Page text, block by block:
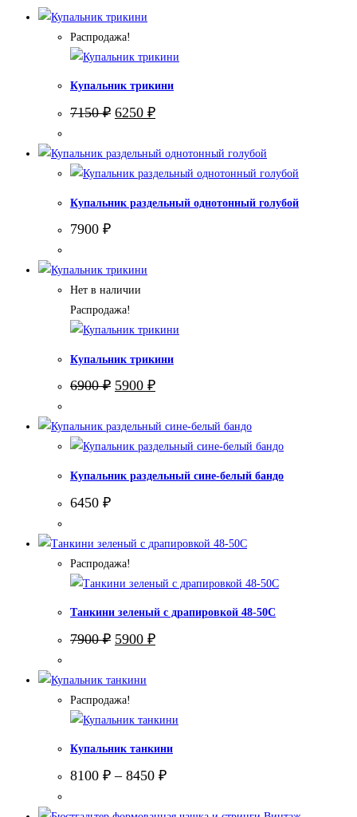
Распродажа!
Купальник трикини
7150₽ Первоначальная
цена
7150 ₽.
6250 ₽Текущая
цена:
Купальник раздельный однотонный голубой
7900 ₽
Нет в наличии
Распродажа!
Купальник трикини
6900₽ Первоначальная
6900 ₽.
5900 ₽Текущая
Купальник раздельный сине-белый бандо
6450 ₽
Распродажа!
Танкини зеленый с драпировкой 48-50С
7900₽ Первоначальная
цена
7900 ₽.
5900 ₽Текущая
цена:
Распродажа!
Купальник танкини
8100 ₽ – 8450 ₽